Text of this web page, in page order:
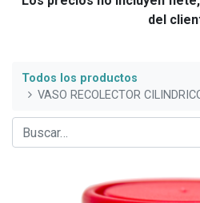
del
Todos los productos
VASO RECOLECTOR